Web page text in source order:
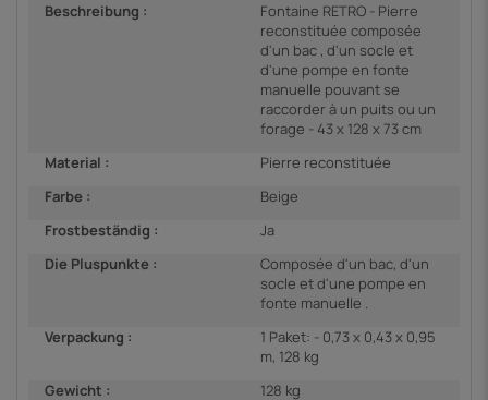
Beschreibung :
Fontaine RETRO - Pierre
reconstituée composée
d'un bac , d'un socle et
d'une pompe en fonte
manuelle pouvant se
raccorder à un puits ou un
forage - 43 x 128 x 73 cm
Material :
Pierre reconstituée
Farbe :
Beige
Frostbeständig :
Ja
Die Pluspunkte :
Composée d'un bac, d'un
socle et d'une pompe en
fonte manuelle .
Verpackung :
1 Paket: - 0,73 x 0,43 x 0,95
m, 128 kg
Gewicht :
128 kg